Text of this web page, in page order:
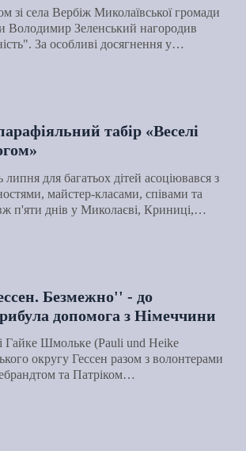
зі села Вербіж Миколаївської громади
Володимир Зеленський нагородив
За особливі досягнення у…
табір «Веселі
для багатьох дітей асоціювався з
майстер-класами, співами та
п'яти днів у Миколаєві, Криниці,…
Безмежно'' - до
допомога з Німеччини
Гайке Шмольке (Pauli und Heike
округу Гессен разом з волонтерами
та Патріком…